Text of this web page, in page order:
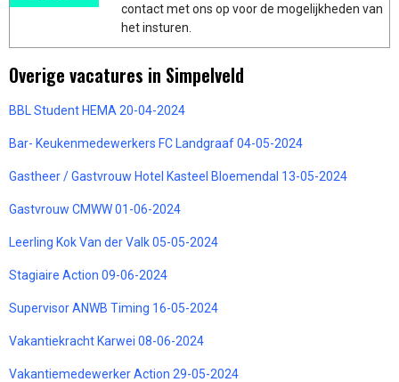
contact met ons op voor de mogelijkheden van
het insturen.
Overige vacatures in Simpelveld
BBL Student HEMA 20-04-2024
Bar- Keukenmedewerkers FC Landgraaf 04-05-2024
Gastheer / Gastvrouw Hotel Kasteel Bloemendal 13-05-2024
Gastvrouw CMWW 01-06-2024
Leerling Kok Van der Valk 05-05-2024
Stagiaire Action 09-06-2024
Supervisor ANWB Timing 16-05-2024
Vakantiekracht Karwei 08-06-2024
Vakantiemedewerker Action 29-05-2024